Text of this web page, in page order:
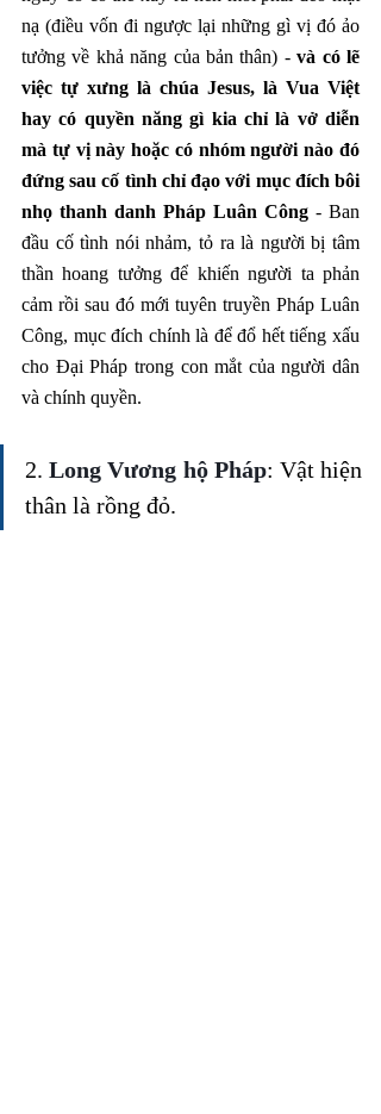
nạ (điều vốn đi ngược lại những gì vị đó ảo
tưởng về khả năng của bản thân) - và có lẽ
việc tự xưng là chúa Jesus, là Vua Việt
hay có quyền năng gì kia chỉ là vở diễn
mà tự vị này hoặc có nhóm người nào đó
đứng sau cố tình chỉ đạo với mục đích bôi
nhọ thanh danh Pháp Luân Công - Ban
đầu cố tình nói nhảm, tỏ ra là người bị tâm
thần hoang tưởng để khiến người ta phản
cảm rồi sau đó mới tuyên truyền Pháp Luân
Công, mục đích chính là để đổ hết tiếng xấu
cho Đại Pháp trong con mắt của người dân
và chính quyền.
2. Long Vương hộ Pháp: Vật hiện
thân là rồng đỏ.